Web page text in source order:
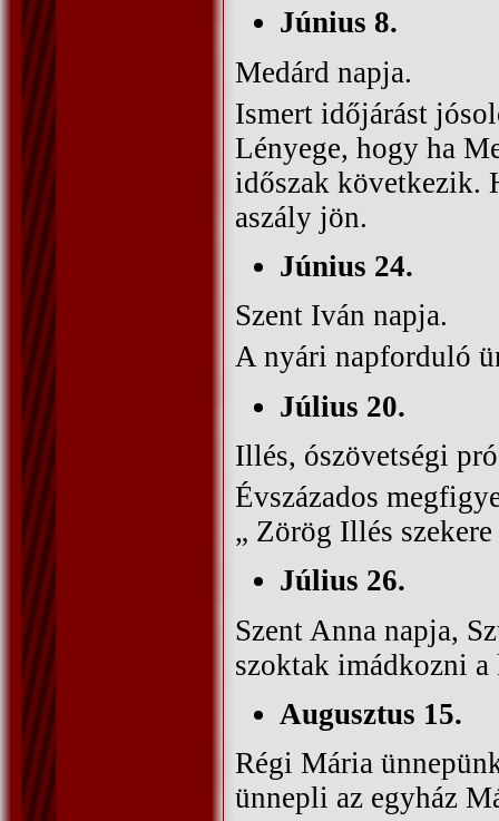
Június 8.
Medárd napja.
Ismert időjárást
Lényege, hogy ha
időszak következik.
aszály jön.
Június 24.
Szent Iván napja.
A nyári napforduló
Július 20.
Illés, ószövetségi
Évszázados
„ Zörög Illés
Július 26.
Szent Anna napja,
szoktak imádkozni a
Augusztus 15.
Régi Mária
ünnepli az egyház